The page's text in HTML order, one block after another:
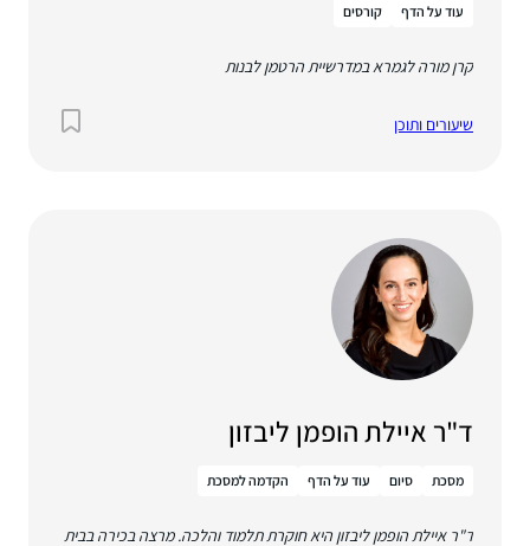
עוד על הדף קורסים
קרן מורה לגמרא במדרשיית הרטמן לבנות
שיעורים ותוכן
ד"ר איילת הופמן ליבזון
מסכת סיום עוד על הדף הקדמה למסכת
ד"ר איילת הופמן ליבזון היא חוקרת תלמוד והלכה. מרצה בכירה בבית